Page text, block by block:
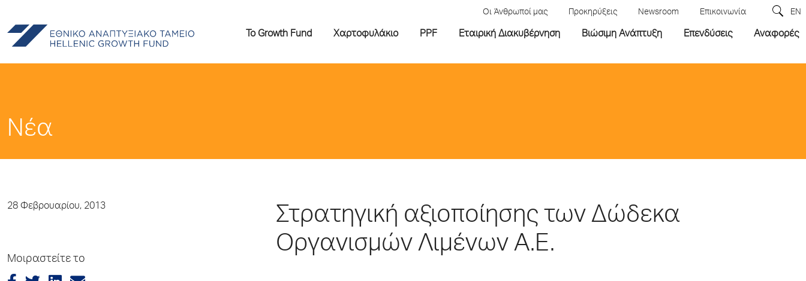
Οι Άνθρωποί μας Προκηρύξεις Newsroom Επικοινωνία EN
Το Growth Fund Χαρτοφυλάκιο PPF Εταιρική Διακυβέρνηση Βιώσιμη Ανάπτυξη Επενδύσεις Αναφορές
Νέα
28 Φεβρουαρίου, 2013
Μοιραστείτε το
Στρατηγική αξιοποίησης των Δώδεκα
Οργανισμών Λιμένων Α.Ε.